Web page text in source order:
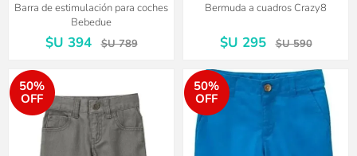
Barra de estimulación para coches
Bebedue
$U 394 $U 789
Bermuda a cuadros Crazy8
$U 295 $U 590
50%
OFF
50%
OFF